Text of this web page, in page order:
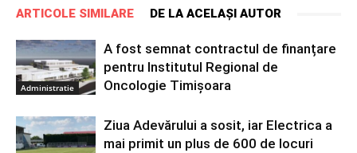
ARTICOLE SIMILARE DE LA ACELAȘI AUTOR
Administratie
A fost semnat contractul de finanțare
pentru Institutul Regional de
Oncologie Timișoara
Ziua Adevărului a sosit, iar Electrica a
mai primit un plus de 600 de locuri